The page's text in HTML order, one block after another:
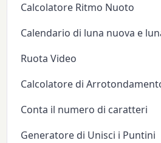
Calcolatore Ritmo Nuoto
Calendario di luna nuova e
Ruota Video
Calcolatore di
Conta il numero di caratteri
Generatore di Unisci i Puntini